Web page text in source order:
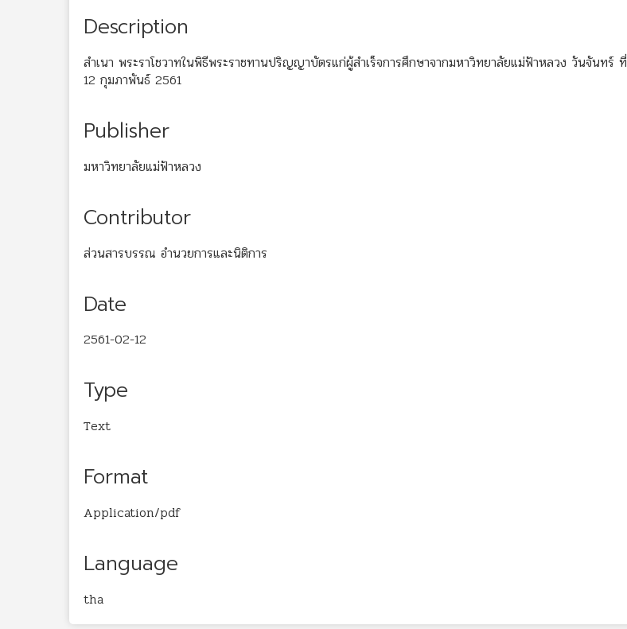
Description
สำเนา พระราโชวาทในพิธีพระราชทานปริญญาบัตรแก่ผู้สำเร็จการศึกษาจากมหาวิทยาลัยแม่ฟ้าหลวง วันจันทร์ ที่
12 กุมภาพันธ์ 2561
Publisher
มหาวิทยาลัยแม่ฟ้าหลวง
Contributor
ส่วนสารบรรณ อำนวยการและนิติการ
Date
2561-02-12
Type
Text
Format
Application/pdf
Language
tha